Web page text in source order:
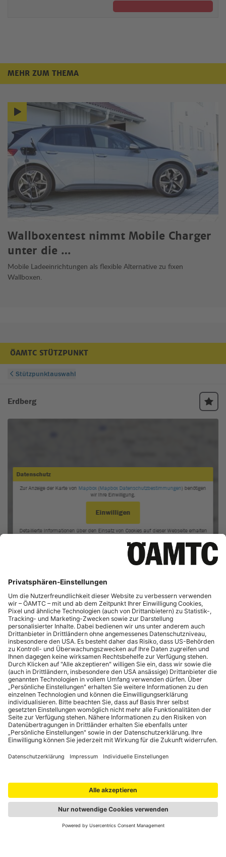
MEHR ZUM THEMA
Wallboxentest nimmt Mobile Charger
unter die …
Mobile Ladeeinrichtungen als flexible Alternative zu fixen
Wallboxen.
ÖAMTC STÜTZPUNKT